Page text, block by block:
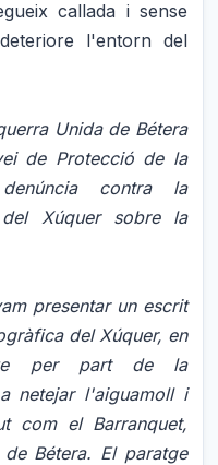
callada i sense
l'entorn del
Unida de Bétera
de Protecció de la
contra la
del Xúquer sobre la
presentar un escrit
del Xúquer, en
per part de la
netejar l'aiguamoll i
com el Barranquet,
Bétera. El paratge